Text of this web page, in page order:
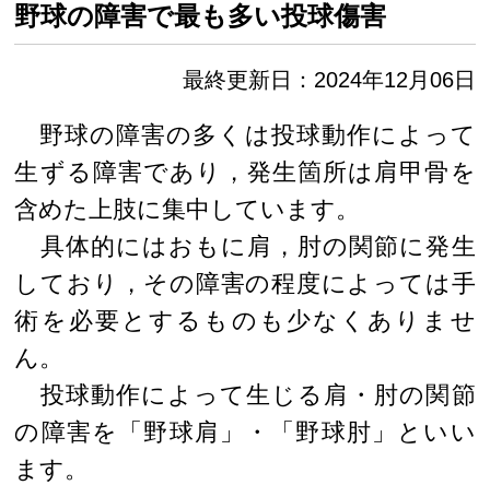
野球の障害で最も多い投球傷害
最終更新日：2024年12月06日
野球の障害の多くは投球動作によって
生ずる障害であり，発生箇所は肩甲骨を
含めた上肢に集中しています。
具体的にはおもに肩，肘の関節に発生
しており，その障害の程度によっては手
術を必要とするものも少なくありませ
ん。
投球動作によって生じる肩・肘の関節
の障害を「野球肩」・「野球肘」といい
ます。